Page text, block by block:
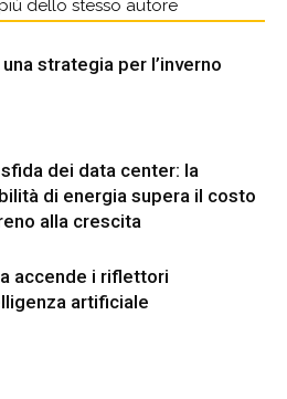
dello stesso autore
strategia per l’inverno
dei data center: la
di energia supera il costo
alla crescita
accende i riflettori
artificiale